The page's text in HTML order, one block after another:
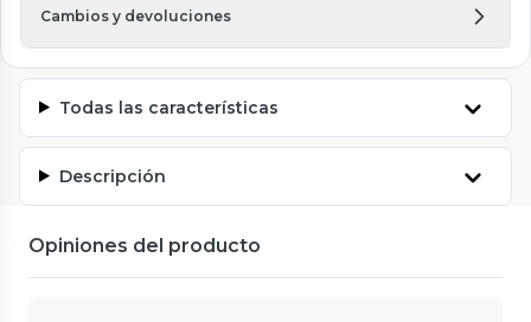
Cambios y devoluciones
Todas las características
Descripción
Opiniones del producto